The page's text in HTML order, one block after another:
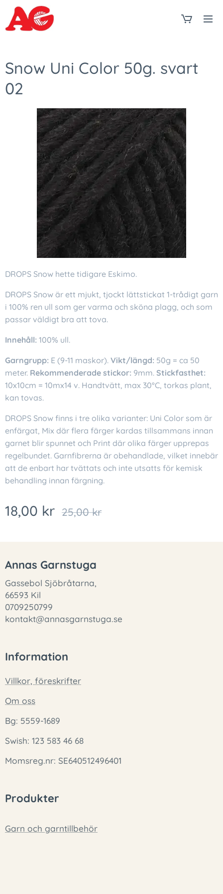
Snow Uni Color 50g. svart
02
DROPS Snow hette tidigare Eskimo.
DROPS Snow är ett mjukt, tjockt lättstickat 1-trådigt garn
i 100% ren ull som ger varma och sköna plagg, och som
passar väldigt bra att tova.
Innehåll: 100% ull.
Garngrupp: E (9-11 maskor). Vikt/längd: 50g = ca 50
meter. Rekommenderade stickor: 9mm. Stickfasthet:
10x10cm = 10mx14 v. Handtvätt, max 30°C, torkas plant,
kan tovas.
DROPS Snow finns i tre olika varianter: Uni Color som är
enfärgat, Mix där flera färger kardas tillsammans innan
garnet blir spunnet och Print där olika färger upprepas
regelbundet. Garnfibrerna är obehandlade, vilket innebär
att de enbart har tvättats och inte utsatts för kemisk
behandling innan färgning.
18,00 kr 25,00kr
Annas Garnstuga
Gassebol Sjöbråtarna,
66593 Kil
0709250799
kontakt@annasgarnstuga.se
Information
Villkor, föreskrifter
Om oss
Bg: 5559-1689
Swish: 123 583 46 68
Momsreg.nr: SE640512496401
Produkter
Garn och garntillbehör